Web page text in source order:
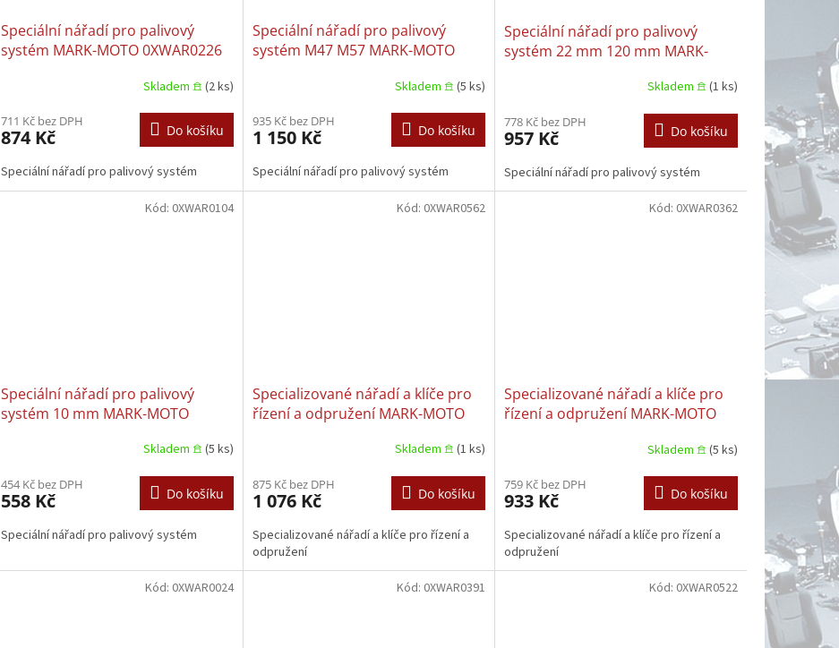
Speciální nářadí pro palivový
systém MARK-MOTO 0XWAR0226
Skladem 𖠿 (2 ks)
711 Kč bez DPH
874 Kč Do košíku
Speciální nářadí pro palivový systém
Speciální nářadí pro palivový
systém M47 M57 MARK-MOTO
Skladem 𖠿 (5 ks)
935 Kč bez DPH
1 150 Kč Do košíku
Speciální nářadí pro palivový systém
Speciální nářadí pro palivový
systém 22 mm 120 mm MARK-
MERCEDES SCANIA VOLVO |
MERCEDES SCANIA VOLVO |
SCANIA VOLVO
Skladem 𖠿 (1 ks)
778 Kč bez DPH
957 Kč Do košíku
Speciální nářadí pro palivový systém
Speciální nářadí pro palivový
systém 10 mm MARK-MOTO
Skladem 𖠿 (5 ks)
454 Kč bez DPH
558 Kč Do košíku
Speciální nářadí pro palivový systém
Kód: 0XWAR0104
Specializované nářadí a klíče pro
řízení a odpružení MARK-MOTO
Skladem 𖠿 (1 ks)
875 Kč bez DPH
1 076 Kč Do košíku
Specializované nářadí a klíče pro řízení a
odpružení
Kód: 0XWAR0562
Specializované nářadí a klíče pro
řízení a odpružení MARK-MOTO
Skladem 𖠿 (5 ks)
759 Kč bez DPH
933 Kč Do košíku
Specializované nářadí a klíče pro řízení a
odpružení
Kód: 0XWAR0362
Kód: 0XWAR0024 Kód: 0XWAR0391 Kód: 0XWAR0522